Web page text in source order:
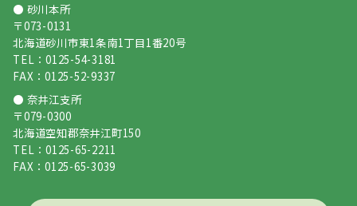
● 砂川本所
〒073-0131
北海道砂川市東1条南1丁目1番20号
TEL：0125-54-3181
FAX：0125-52-9337
● 奈井江支所
〒079-0300
北海道空知郡奈井江町150
TEL：0125-65-2211
FAX：0125-65-3039